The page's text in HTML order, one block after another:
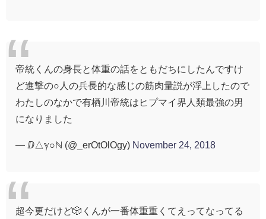
帝統くんの身長と体重の話をともだちにしたんですけ
ど進撃の○人の兵長的な感じの筋肉量説が浮上したので
わたしのなかで有栖川帝統はヒプマイ界人類最強の男
になりました
— ⅅ△ℽ○ℕ (@_erOtOlOgy) November 24, 2018
超今更だけど🎲くんが一番体重重くてえってなってる